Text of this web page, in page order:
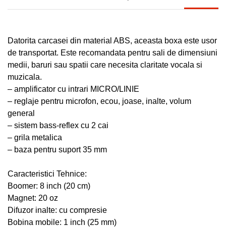
Datorita carcasei din material ABS, aceasta boxa este usor
de transportat. Este recomandata pentru sali de dimensiuni
medii, baruri sau spatii care necesita claritate vocala si
muzicala.
– amplificator cu intrari MICRO/LINIE
– reglaje pentru microfon, ecou, joase, inalte, volum
general
– sistem bass-reflex cu 2 cai
– grila metalica
– baza pentru suport 35 mm
Caracteristici Tehnice:
Boomer: 8 inch (20 cm)
Magnet: 20 oz
Difuzor inalte: cu compresie
Bobina mobile: 1 inch (25 mm)